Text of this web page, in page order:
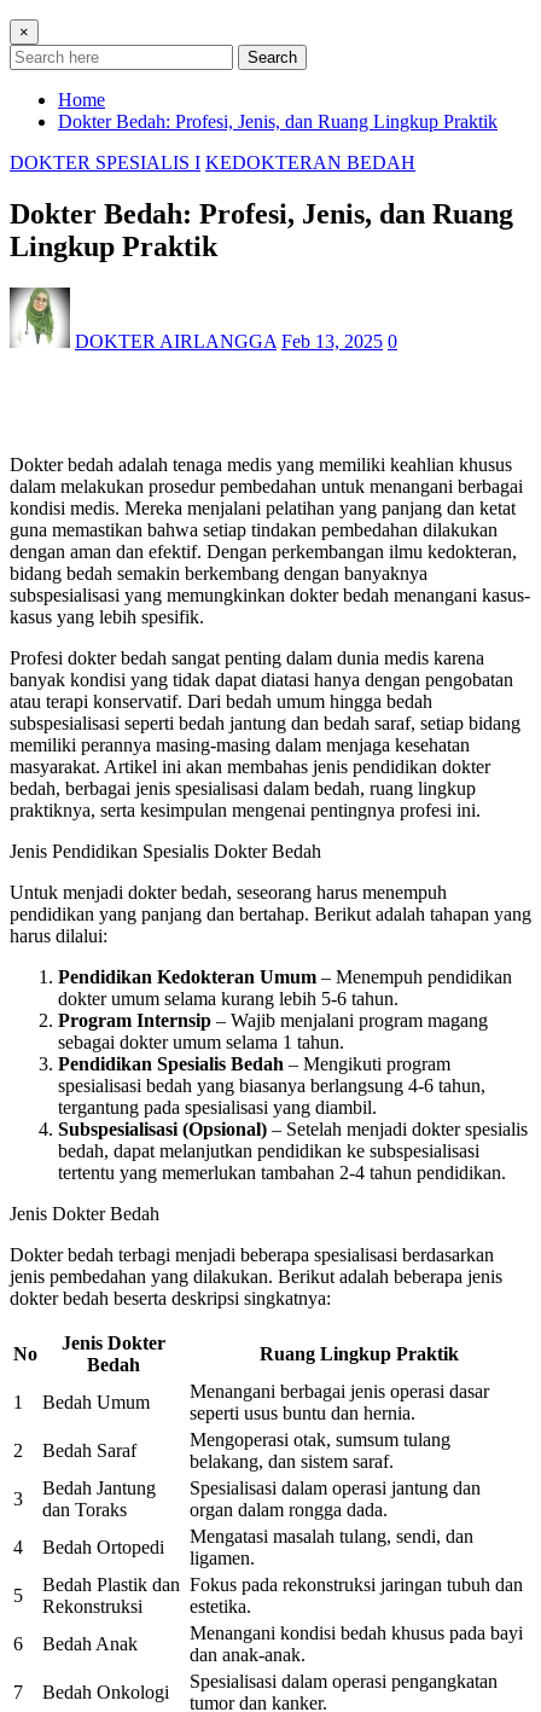
×
Search
Home
Dokter Bedah: Profesi, Jenis, dan Ruang Lingkup Praktik
DOKTER SPESIALIS I KEDOKTERAN BEDAH
Dokter Bedah: Profesi, Jenis, dan Ruang
Lingkup Praktik
DOKTER AIRLANGGA Feb 13, 2025 0
Dokter bedah adalah tenaga medis yang memiliki keahlian khusus
dalam melakukan prosedur pembedahan untuk menangani berbagai
kondisi medis. Mereka menjalani pelatihan yang panjang dan ketat
guna memastikan bahwa setiap tindakan pembedahan dilakukan
dengan aman dan efektif. Dengan perkembangan ilmu kedokteran,
bidang bedah semakin berkembang dengan banyaknya
subspesialisasi yang memungkinkan dokter bedah menangani kasus-
kasus yang lebih spesifik.
Profesi dokter bedah sangat penting dalam dunia medis karena
banyak kondisi yang tidak dapat diatasi hanya dengan pengobatan
atau terapi konservatif. Dari bedah umum hingga bedah
subspesialisasi seperti bedah jantung dan bedah saraf, setiap bidang
memiliki perannya masing-masing dalam menjaga kesehatan
masyarakat. Artikel ini akan membahas jenis pendidikan dokter
bedah, berbagai jenis spesialisasi dalam bedah, ruang lingkup
praktiknya, serta kesimpulan mengenai pentingnya profesi ini.
Jenis Pendidikan Spesialis Dokter Bedah
Untuk menjadi dokter bedah, seseorang harus menempuh
pendidikan yang panjang dan bertahap. Berikut adalah tahapan yang
harus dilalui:
Pendidikan Kedokteran Umum – Menempuh pendidikan
dokter umum selama kurang lebih 5-6 tahun.
Program Internsip – Wajib menjalani program magang
sebagai dokter umum selama 1 tahun.
Pendidikan Spesialis Bedah – Mengikuti program
spesialisasi bedah yang biasanya berlangsung 4-6 tahun,
tergantung pada spesialisasi yang diambil.
Subspesialisasi (Opsional) – Setelah menjadi dokter spesialis
bedah, dapat melanjutkan pendidikan ke subspesialisasi
tertentu yang memerlukan tambahan 2-4 tahun pendidikan.
Jenis Dokter Bedah
Dokter bedah terbagi menjadi beberapa spesialisasi berdasarkan
jenis pembedahan yang dilakukan. Berikut adalah beberapa jenis
dokter bedah beserta deskripsi singkatnya:
No
Jenis Dokter
Bedah
Ruang Lingkup Praktik
1 Bedah Umum
Menangani berbagai jenis operasi dasar
seperti usus buntu dan hernia.
2
Bedah Saraf
Mengoperasi otak, sumsum tulang
belakang, dan sistem saraf.
3
Bedah Jantung
dan Toraks
Spesialisasi dalam operasi jantung dan
organ dalam rongga dada.
4
Bedah Ortopedi
Mengatasi masalah tulang, sendi, dan
ligamen.
5
Bedah Plastik dan
Rekonstruksi
Fokus pada rekonstruksi jaringan tubuh dan
estetika.
6
Bedah Anak
Menangani kondisi bedah khusus pada bayi
dan anak-anak.
7
Bedah Onkologi
Spesialisasi dalam operasi pengangkatan
tumor dan kanker.